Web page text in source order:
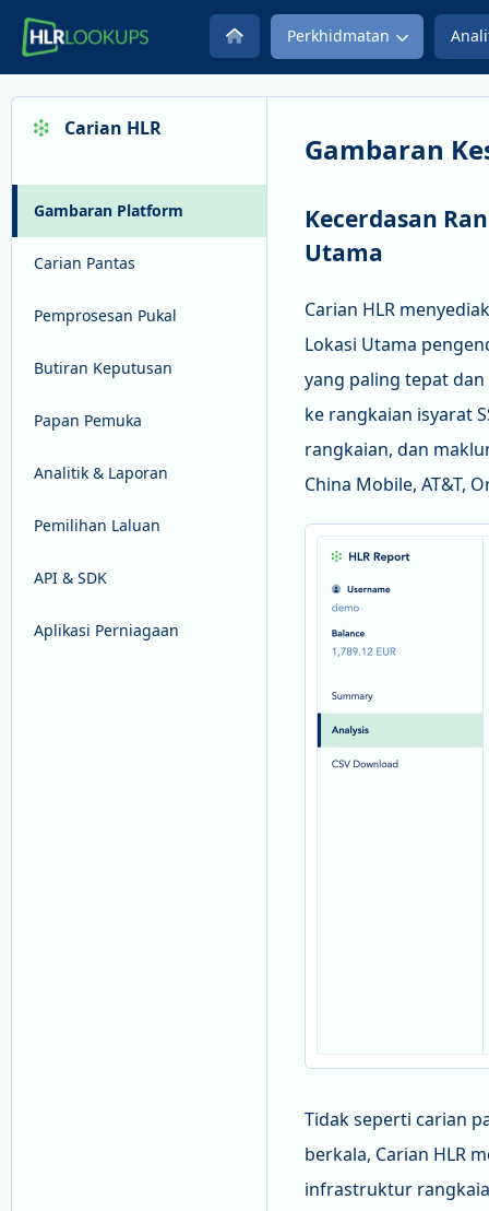
Perkhidmatan
Carian HLR
Gambaran Platform
Carian Pantas
Pemprosesan Pukal
Butiran Keputusan
Papan Pemuka
Analitik & Laporan
Pemilihan Laluan
API & SDK
Aplikasi Perniagaan
Gambaran
Kecerdasan
Utama
Carian HLR
Lokasi Utama
yang paling tepat
ke rangkaian isyarat
rangkaian, dan
China Mobile, AT&T,
Tidak seperti carian
berkala, Carian HLR
infrastruktur